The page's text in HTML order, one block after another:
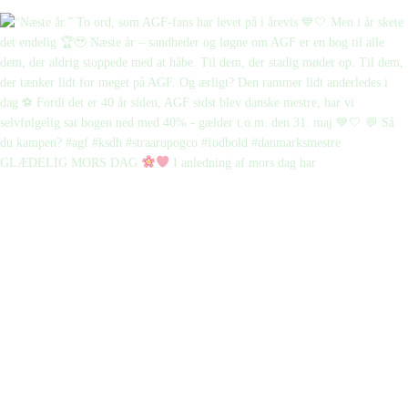
GLÆDELIG MORS DAG I anledning af mors dag har